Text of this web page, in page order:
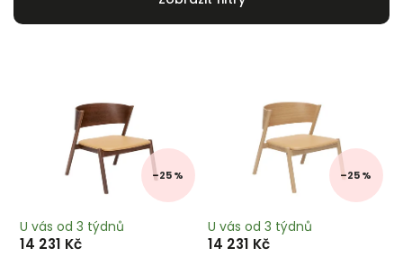
–25 %
U vás od 3 týdnů
14 231 Kč
–25 %
U vás od 3 týdnů
14 231 Kč